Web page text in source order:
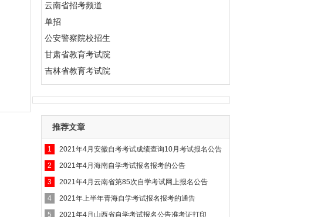
云南省招考频道
单招
公安警察院校招生
甘肃省教育考试院
吉林省教育考试院
推荐文章
1
2021年4月安徽自考考试成绩查询10月考试报名公告
2
2021年4月海南自学考试报名报考的公告
3
2021年4月云南省第85次自学考试网上报名公告
4
2021年上半年青海自学考试报名报考的通告
5
2021年4月山西省自学考试报名公告准考证打印